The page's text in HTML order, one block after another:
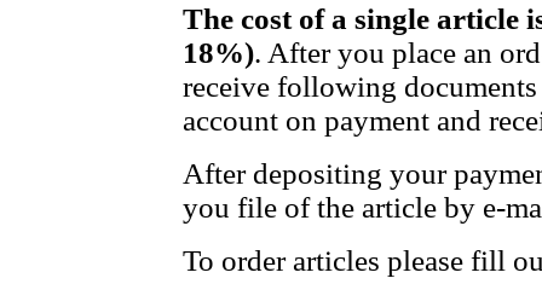
The cost of a single article
18%). After you place an
receive following
account on payment and
After depositing your
you file of the article by e-
To order articles please fill